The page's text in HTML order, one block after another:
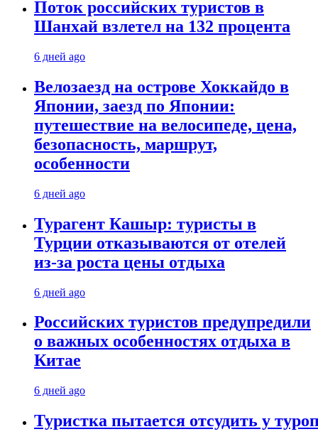
Поток российских туристов в
Шанхай взлетел на 132 процента
6 дней ago
Велозаезд на острове Хоккайдо в
Японии, заезд по Японии:
путешествие на велосипеде, цена,
безопасность, маршрут,
особенности
6 дней ago
Турагент Кашыр: туристы в
Турции отказываются от отелей
из-за роста цены отдыха
6 дней ago
Российских туристов предупредили
о важных особенностях отдыха в
Китае
6 дней ago
Туристка пытается отсудить у